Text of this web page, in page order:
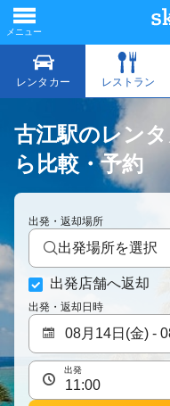
古江駅のレン
ら比較・予約
出発・返却場所
出発場所を選択
出発店舗へ返却
出発・返却日時
出発